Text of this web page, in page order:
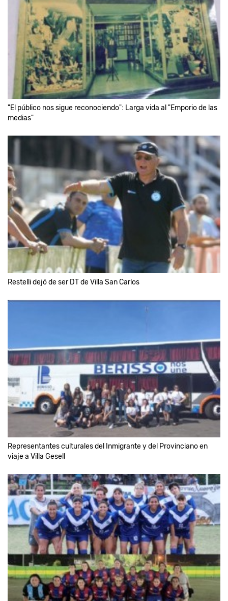
"El público nos sigue reconociendo": Larga vida al "Emporio de las
medias"
Restelli dejó de ser DT de Villa San Carlos
Representantes culturales del Inmigrante y del Provinciano en
viaje a Villa Gesell